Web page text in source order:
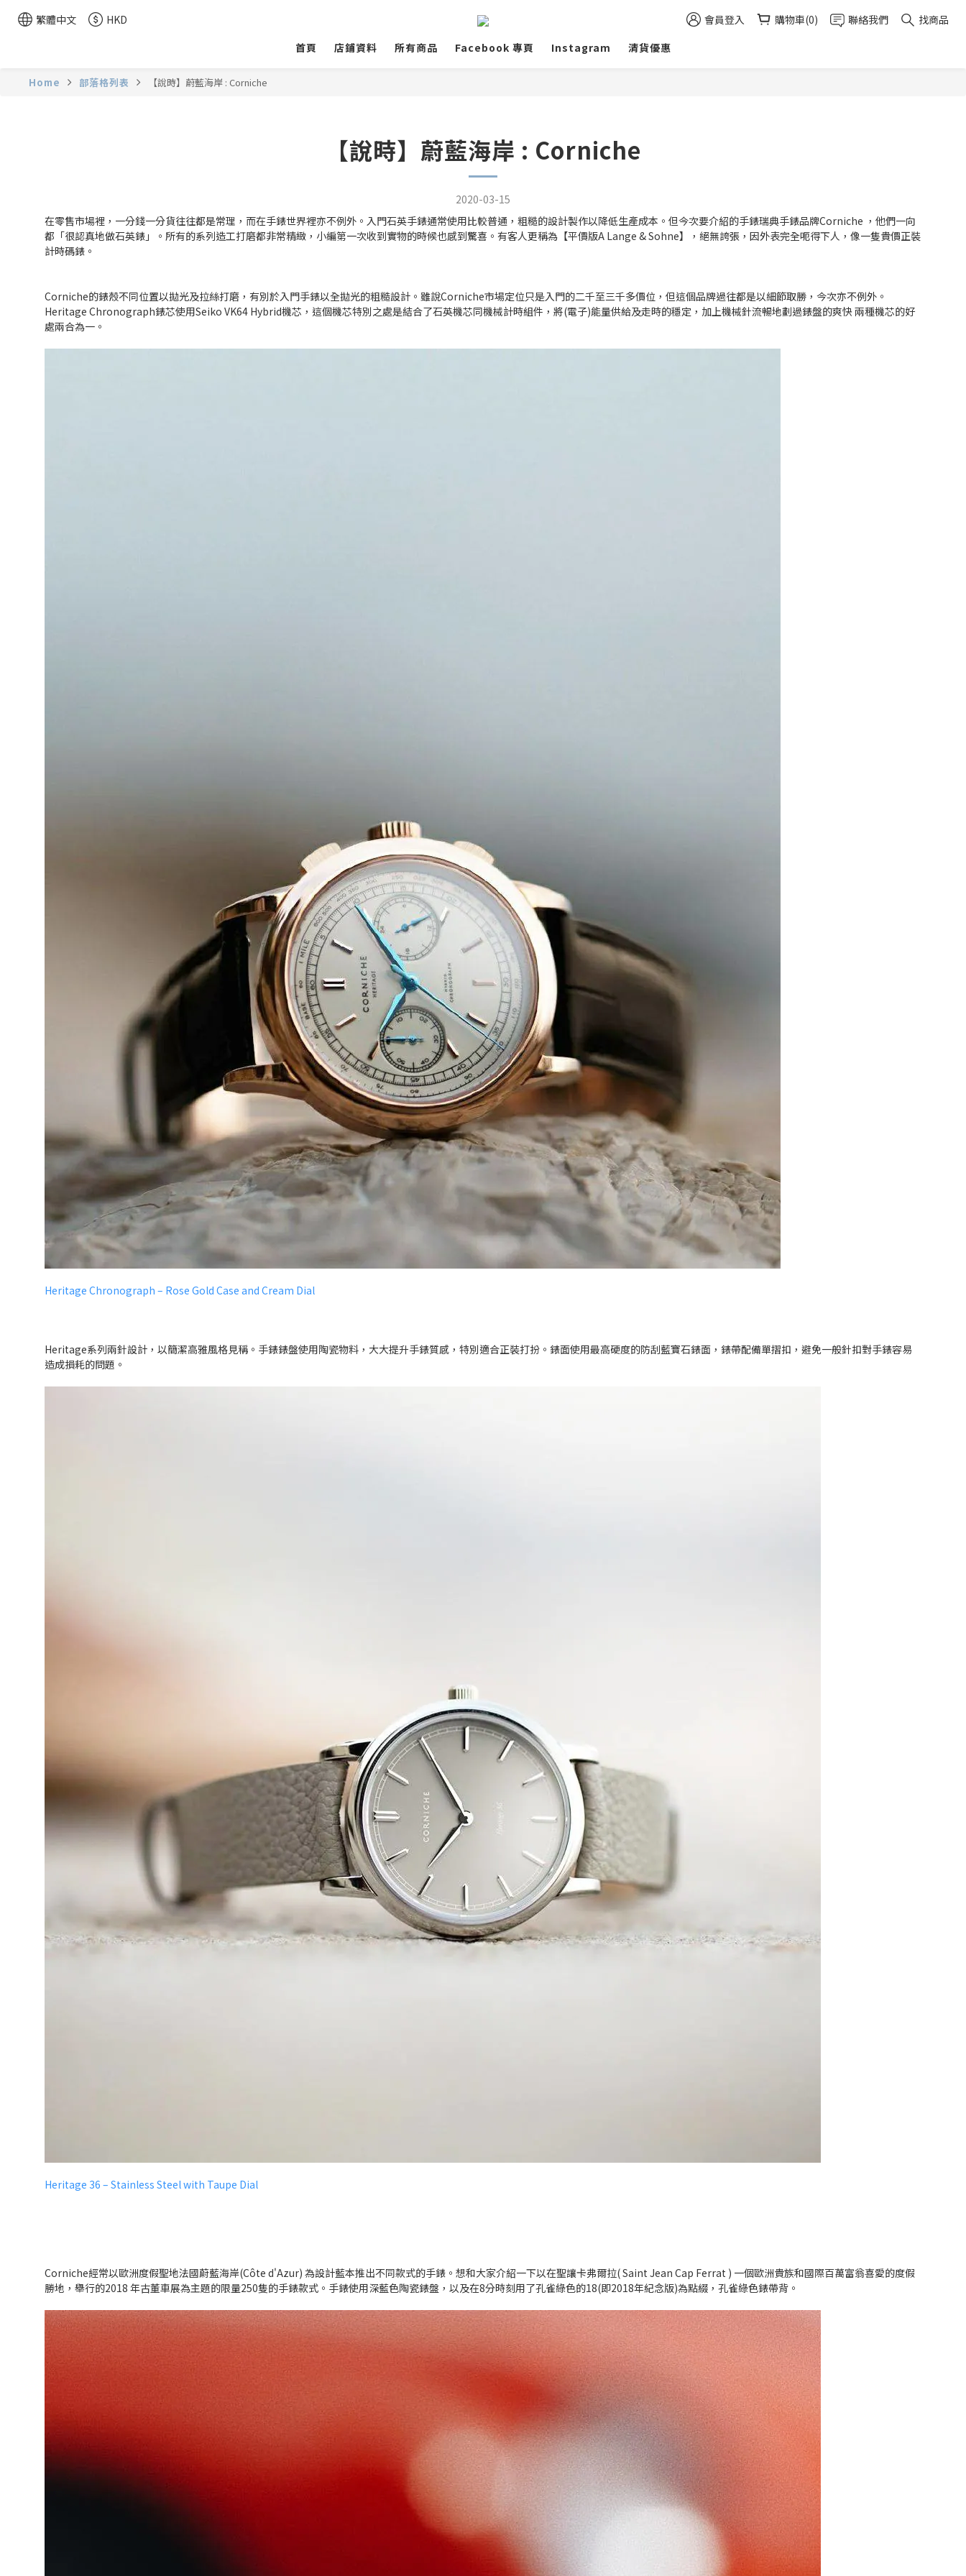
繁體中文 HKD 會員登入 購物車(0) 聯絡我們
找商品
首頁
店鋪資料 所有商品 Facebook 專頁 Instagram 清貨優惠
Home 部落格列表 【說時】蔚藍海岸 : Corniche
【說時】蔚藍海岸 : Corniche
2020-03-15
在零售市場裡，一分錢一分貨往往都是常理，而在手錶世界裡亦不例外。入門石英手錶通常使用比較普通，粗糙的設計製作以降低生產成本。 但今次要介紹的手錶瑞典手錶品牌Corniche ，他們一向
都「很認真地做石英錶」。所有的系列造工打磨都非常精緻，小編第一次收到實物的時候也感到驚喜。有客人更稱為【平價版A Lange & Sohne】，絕無誇張，因外表完全呃得下人，像一隻貴價正裝
計時碼錶。
Corniche的錶殼不同位置以拋光及拉絲打磨，有別於入門手錶以全拋光的粗糙設計。雖說Corniche市場定位只是入門的二千至三千多價位，但這個品牌過往都是以細節取勝，今次亦不例外。
Heritage Chronograph錶芯使用Seiko VK64 Hybrid機芯，這個機芯特別之處是結合了石英機芯同機械計時組件，將(電子)能量供給及走時的穩定，加上機械針流暢地劃過錶盤的爽快 兩種機芯的好
處兩合為一。
Heritage Chronograph – Rose Gold Case and Cream Dial
Heritage系列兩針設計，以簡潔高雅風格見稱。手錶錶盤使用陶瓷物料，大大提升手錶質感，特別適合正裝打扮。錶面使用最高硬度的防刮藍寶石錶面，錶帶配備單摺扣，避免一般針扣對手錶容易
造成損耗的問題。
Heritage 36 – Stainless Steel with Taupe Dial
Corniche經常以歐洲度假聖地法國蔚藍海岸(Côte d'Azur) 為設計藍本推出不同款式的手錶。想和大家介紹一下以在聖讓卡弗爾拉( Saint Jean Cap Ferrat ) 一個歐洲貴族和國際百萬富翁喜愛的度假
勝地，舉行的2018 年古董車展為主題的限量250隻的手錶款式。手錶使用深藍色陶瓷錶盤，以及在8分時刻用了孔雀綠色的18(即2018年紀念版)為點綴，孔雀綠色錶帶背。